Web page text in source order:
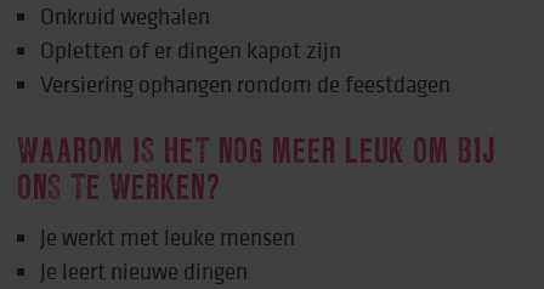
Onkruid weghalen
Opletten of er dingen kapot zijn
Versiering ophangen rondom de feestdagen
WAAROM IS HET NOG MEER LEUK OM BIJ
ONS TE WERKEN?
Je werkt met leuke mensen
Je leert nieuwe dingen